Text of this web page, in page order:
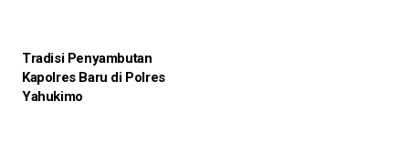
Tradisi Penyambutan
Kapolres Baru di Polres
Yahukimo